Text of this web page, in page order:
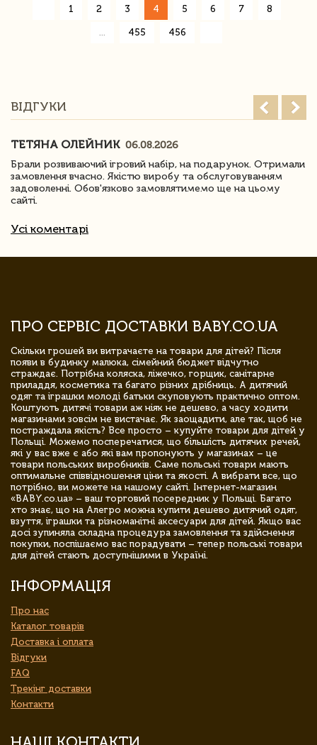
1 2 3 4 5 6 7 8
455 456
ВІДГУКИ
ТЕТЯНА ОЛЕЙНИК 06.08.2026
Брали розвиваючий ігровий набір, на подарунок. Отримали
замовлення вчасно. Якістю виробу та обслуговуванням
задоволенні. Обов'язково замовлятимемо ще на цьому
сайті.
Усі коментарі
ПРО СЕРВІС ДОСТАВКИ BABY.CO.UA
Скільки грошей ви витрачаєте на товари для дітей? Після
появи в будинку малюка, сімейний бюджет відчутно
страждає. Потрібна коляска, ліжечко, горщик, санітарне
приладдя, косметика та багато різних дрібниць. А дитячий
одяг та іграшки молоді батьки скуповують практично оптом.
Коштують дитячі товари аж ніяк не дешево, а часу ходити
магазинами зовсім не вистачає. Як заощадити, але так, щоб не
постраждала якість? Все просто – купуйте товари для дітей у
Польщі. Можемо посперечатися, що більшість дитячих речей,
які у вас вже є або які вам пропонують у магазинах – це
товари польських виробників. Саме польські товари мають
оптимальне співвідношення ціни та якості. А вибрати все, що
потрібно, ви можете на нашому сайті. Інтернет-магазин
«BABY.co.ua» – ваш торговий посередник у Польщі. Багато
хто знає, що на Алегро можна купити дешево дитячий одяг,
взуття, іграшки та різноманітні аксесуари для дітей. Якщо вас
досі зупиняла складна процедура замовлення та здійснення
покупки, поспішаємо вас порадувати – тепер польські товари
для дітей стають доступнішими в Україні.
ІНФОРМАЦІЯ
Про нас
Каталог товарів
Доставка і оплата
Відгуки
FAQ
Трекінг доставки
Контакти